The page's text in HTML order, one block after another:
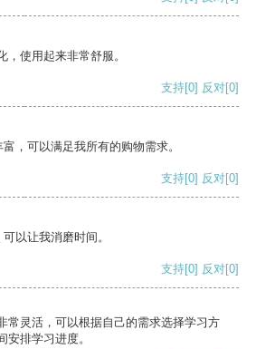
使用起来非常舒服。
支持[0] 反对[0]
，可以满足我所有的购物需求。
支持[0] 反对[0]
以让我消磨时间。
支持[0] 反对[0]
常灵活，可以根据自己的需求选择学习方
安排学习进度。